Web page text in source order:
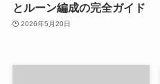
とルーン編成の完全ガイド
2026年5月20日